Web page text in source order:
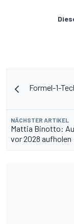
Formel-1-
NÄCHSTER ARTIKEL
Mattia Binotto:
vor 2028 aufholen